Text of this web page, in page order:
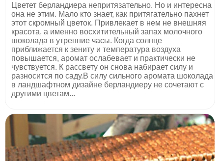
Цветет берландиера непритязательно. Но и интересна
она не этим. Мало кто знает, как притягательно пахнет
этот скромный цветок. Привлекает в нем не внешняя
красота, а именно восхитительный запах молочного
шоколада в утренние часы. Когда солнце
приближается к зениту и температура воздуха
повышается, аромат ослабевает и практически не
чувствуется. К рассвету он снова набирает силу и
разносится по саду.В силу сильного аромата шоколада
в ландшафтном дизайне берландиеру не сочетают с
другими цветам...